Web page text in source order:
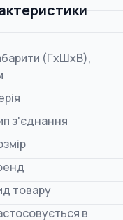
(ГxШxВ),
з'єднання
товару
в